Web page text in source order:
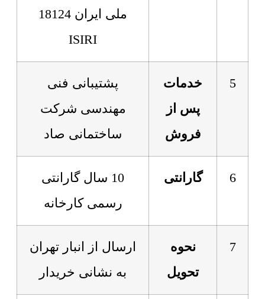
ملی ایران 18124
ISIRI
5
خدمات
پس از
فروش
پشتیبانی فنی
مهندسی شرکت
ساختمانی صاد
6 گارانتی
10 سال گارانتی
رسمی کارخانه
7
نحوه
تحویل
ارسال از انبار تهران
به نشانی خریدار